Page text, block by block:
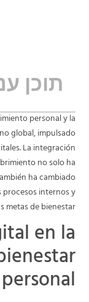
תוכן
personal y la
global, impulsado
La integración
no solo ha
ha cambiado
internos y
metas de bienestar.
en la
personal